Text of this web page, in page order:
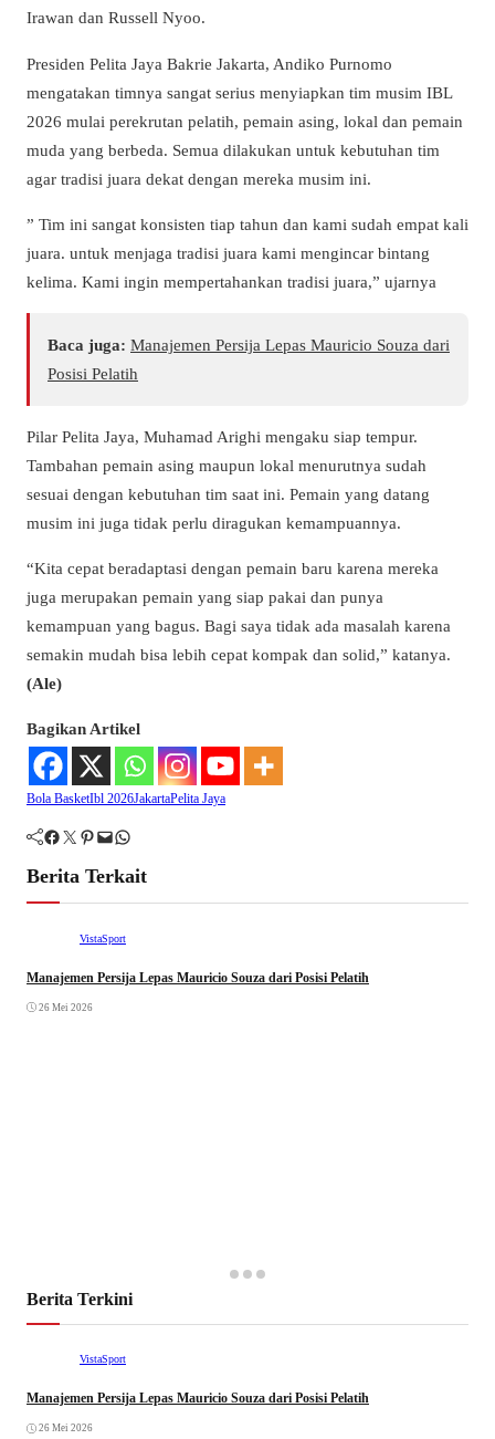
Irawan dan Russell Nyoo.
Presiden Pelita Jaya Bakrie Jakarta, Andiko Purnomo
mengatakan timnya sangat serius menyiapkan tim musim IBL
2026 mulai perekrutan pelatih, pemain asing, lokal dan pemain
muda yang berbeda. Semua dilakukan untuk kebutuhan tim
agar tradisi juara dekat dengan mereka musim ini.
” Tim ini sangat konsisten tiap tahun dan kami sudah empat kali
juara. untuk menjaga tradisi juara kami mengincar bintang
kelima. Kami ingin mempertahankan tradisi juara,” ujarnya
Baca juga: Manajemen Persija Lepas Mauricio Souza dari
Posisi Pelatih
Pilar Pelita Jaya, Muhamad Arighi mengaku siap tempur.
Tambahan pemain asing maupun lokal menurutnya sudah
sesuai dengan kebutuhan tim saat ini. Pemain yang datang
musim ini juga tidak perlu diragukan kemampuannya.
“Kita cepat beradaptasi dengan pemain baru karena mereka
juga merupakan pemain yang siap pakai dan punya
kemampuan yang bagus. Bagi saya tidak ada masalah karena
semakin mudah bisa lebih cepat kompak dan solid,” katanya.
(Ale)
Bagikan Artikel
Bola BasketIbl 2026JakartaPelita Jaya
Facebook Twitter Pinterest Mail WhatsApp
Berita Terkait
VistaSport
Manajemen Persija Lepas Mauricio Souza dari Posisi Pelatih
26 Mei 2026
Berita Terkini
VistaSport
Manajemen Persija Lepas Mauricio Souza dari Posisi Pelatih
26 Mei 2026